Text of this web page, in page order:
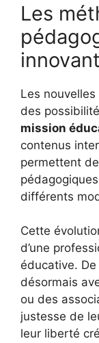
Les
Les
des
mission
contenus
permettent
différents
Cette
d’une
éducative.
désormais
ou des
justesse de
leur liberté